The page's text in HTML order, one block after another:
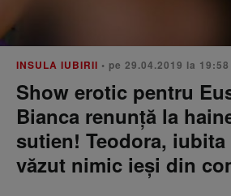
INSULA IUBIRII • pe 29.04.2019 la 19:58
Show erotic pentru
Bianca renunță la
sutien! Teodora,
văzut nimic ieși din